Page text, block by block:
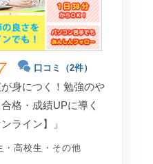
口コミ（2件）
身につく！勉強のや
格・成績UPに導く
ライン】」
・ 高校生 ・ その他